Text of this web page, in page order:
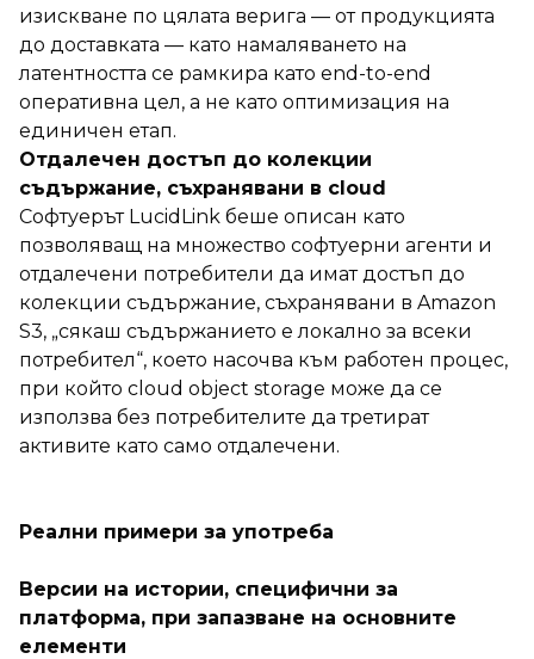
изискване по цялата верига — от продукцията
до доставката — като намаляването на
латентността се рамкира като end-to-end
оперативна цел, а не като оптимизация на
единичен етап.
Отдалечен достъп до колекции
съдържание, съхранявани в cloud
Софтуерът LucidLink беше описан като
позволяващ на множество софтуерни агенти и
отдалечени потребители да имат достъп до
колекции съдържание, съхранявани в Amazon
S3, „сякаш съдържанието е локално за всеки
потребител“, което насочва към работен процес,
при който cloud object storage може да се
използва без потребителите да третират
активите като само отдалечени.
Реални примери за употреба
Версии на истории, специфични за
платформа, при запазване на основните
елементи